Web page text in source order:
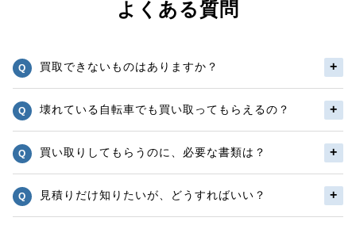
よくある質問
買取できないものはありますか？
壊れている自転車でも買い取ってもらえるの？
買い取りしてもらうのに、必要な書類は？
見積りだけ知りたいが、どうすればいい？